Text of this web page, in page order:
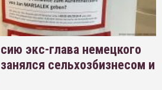
экс-глава немецкого
сельхозбизнесом и